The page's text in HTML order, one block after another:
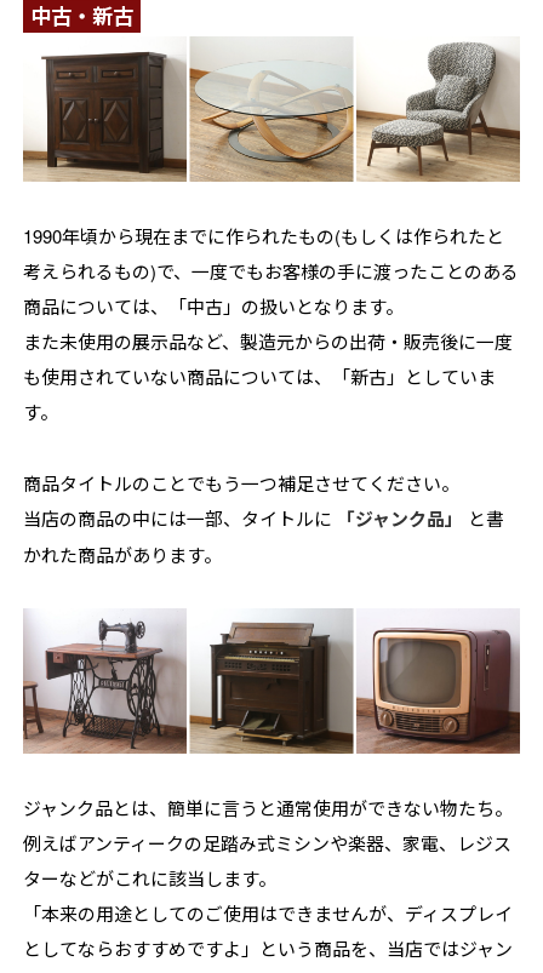
中古・新古
1990年頃から現在までに作られたもの(もしくは作られたと
考えられるもの)で、一度でもお客様の手に渡ったことのある
商品については、「中古」の扱いとなります。
また未使用の展示品など、製造元からの出荷・販売後に一度
も使用されていない商品については、「新古」としていま
す。
商品タイトルのことでもう一つ補足させてください。
当店の商品の中には一部、タイトルに
「ジャンク品」
と書
かれた商品があります。
ジャンク品とは、簡単に言うと通常使用ができない物たち。
例えばアンティークの足踏み式ミシンや楽器、家電、レジス
ターなどがこれに該当します。
「本来の用途としてのご使用はできませんが、ディスプレイ
としてならおすすめですよ」という商品を、当店ではジャン